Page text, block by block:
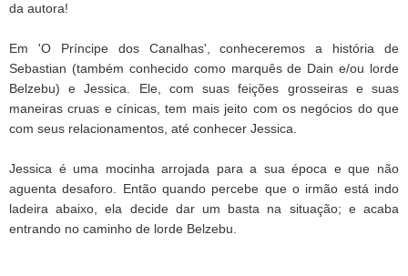
da autora!
Em 'O Príncipe dos Canalhas', conheceremos a história de
Sebastian (também conhecido como marquês de Dain e/ou lorde
Belzebu) e Jessica. Ele, com suas feições grosseiras e suas
maneiras cruas e cínicas, tem mais jeito com os negócios do que
com seus relacionamentos, até conhecer Jessica.
Jessica é uma mocinha arrojada para a sua época e que não
aguenta desaforo. Então quando percebe que o irmão está indo
ladeira abaixo, ela decide dar um basta na situação; e acaba
entrando no caminho de lorde Belzebu.